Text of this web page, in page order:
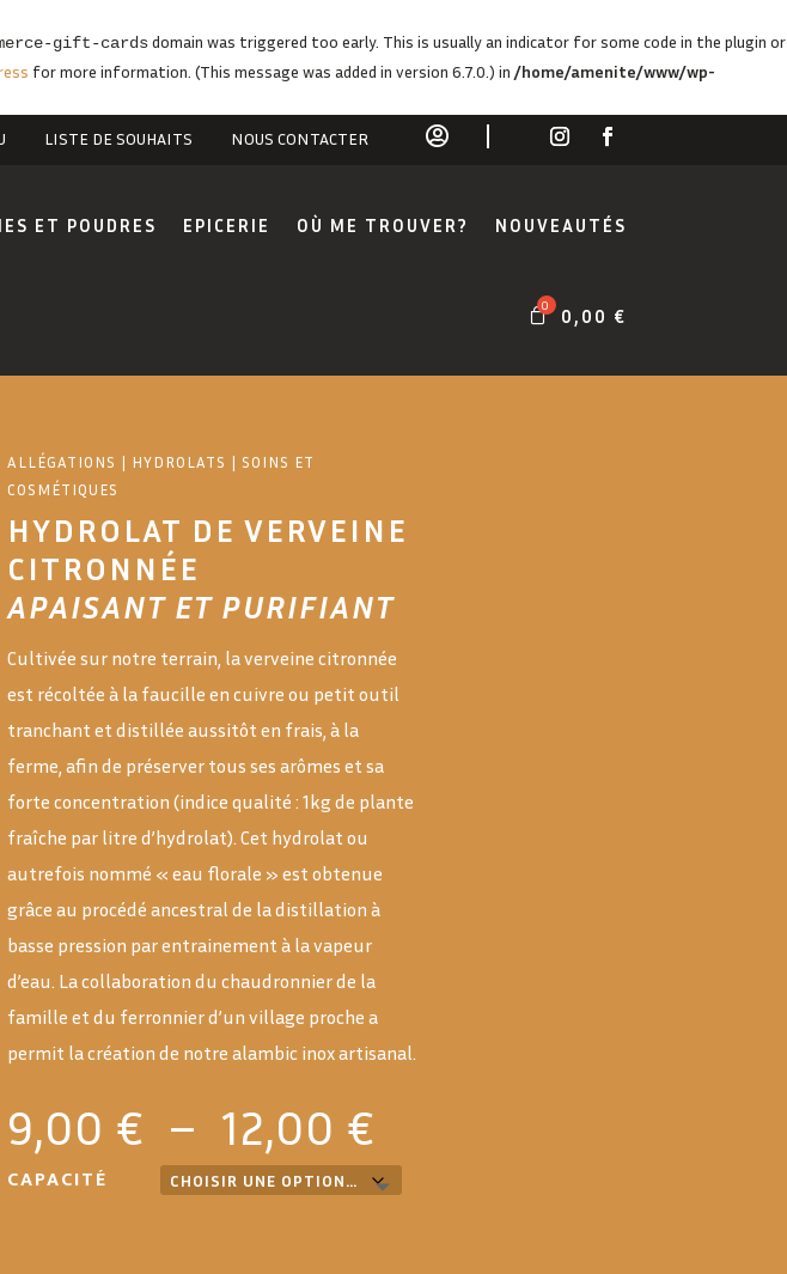
gift-cardsdomain was triggered too early. This is usually an indicator for some code in the plugin or
for more information. (This message was added in version 6.7.0.) in /home/amenite/www/wp-
LISTE DE SOUHAITS NOUS CONTACTER 
ET POUDRES EPICERIE OÙ ME TROUVER? NOUVEAUTÉS
0,00 €
ALLÉGATIONS | HYDROLATS | SOINS ET
COSMÉTIQUES
HYDROLAT DE VERVEINE
CITRONNÉE
APAISANT ET PURIFIANT
Cultivée sur notre terrain, la verveine citronnée
est récoltée à la faucille en cuivre ou petit outil
tranchant et distillée aussitôt en frais, à la
ferme, afin de préserver tous ses arômes et sa
forte concentration (indice qualité : 1kg de plante
fraîche par litre d’hydrolat). Cet hydrolat ou
autrefois nommé « eau florale » est obtenue
grâce au procédé ancestral de la distillation à
basse pression par entrainement à la vapeur
d’eau. La collaboration du chaudronnier de la
famille et du ferronnier d’un village proche a
permit la création de notre alambic inox artisanal.
9,00 € – 12,00 €de
prix :
9,00 €
CAPACITÉ